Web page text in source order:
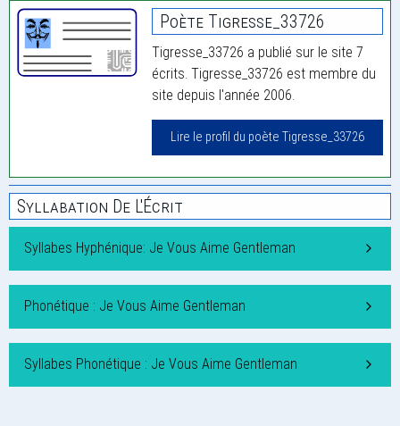
Poète Tigresse_33726
Tigresse_33726 a publié sur le site 7
écrits. Tigresse_33726 est membre du
site depuis l'année 2006.
Lire le profil du poète Tigresse_33726
Syllabation De L'Écrit
Syllabes Hyphénique: Je Vous Aime Gentleman
Phonétique : Je Vous Aime Gentleman
Syllabes Phonétique : Je Vous Aime Gentleman